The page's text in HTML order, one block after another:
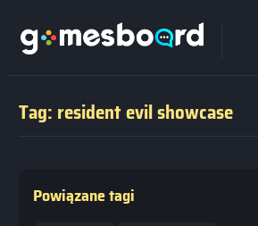
Tag: resident evil showcase
Powiązane tagi